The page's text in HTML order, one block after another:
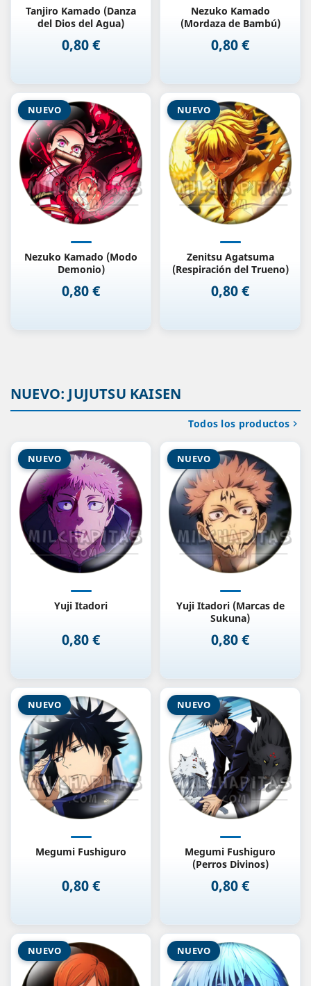
Tanjiro Kamado (Danza
del Dios del Agua)
Precio
0,80 €
Nezuko Kamado
(Mordaza de Bambú)
Precio
0,80 €
Nezuko Kamado (Modo
Demonio)
Precio
0,80 €
NUEVO
Zenitsu Agatsuma
(Respiración del Trueno)
Precio
0,80 €
NUEVO
NUEVO: JUJUTSU KAISEN
Yuji Itadori
Precio
0,80 €
NUEVO
Yuji Itadori (Marcas de
Sukuna)
Precio
0,80 €
NUEVO
Megumi Fushiguro
Precio
0,80 €
NUEVO
Megumi Fushiguro
(Perros Divinos)
Precio
0,80 €
NUEVO
NUEVO NUEVO
Todos los productos 